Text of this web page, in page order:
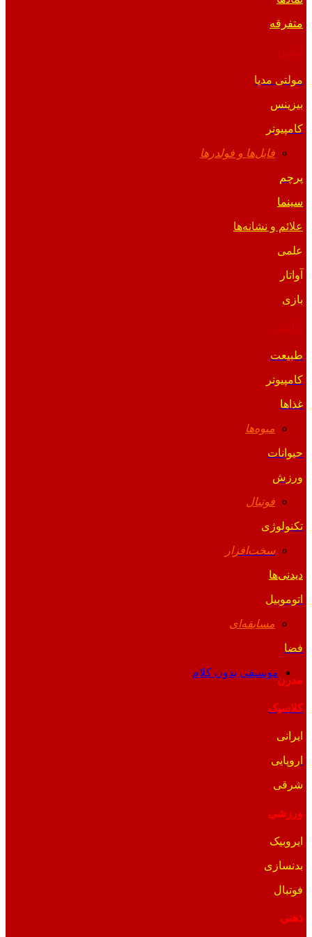
متفرقه
مولتی مدیا
بیزینس
کامپیوتر
فایل‌ها و فولدرها
پرچم
سینما
علائم و نشانه‌ها
علمی
آواتار
بازی
طبیعت
کامپیوتر
غذاها
میوه‌ها
حیوانات
ورزش
فوتبال
تکنولوژی
سخت‌افزار
دیدنی‌ها
اتوموبیل
مسابقه‌ای
فضا
موسیقی بدون کلام
مدرن
کلاسیک
ایرانی
اروپایی
شرقی
ورزشی
ایروبیک
بدنسازی
فوتبال
ذهنی